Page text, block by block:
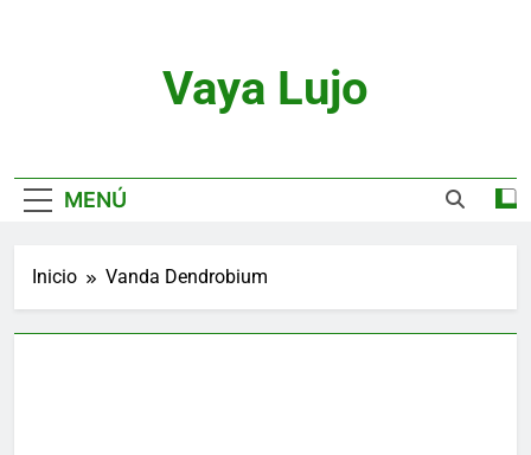
Vaya Lujo
MENÚ
Inicio Vanda Dendrobium